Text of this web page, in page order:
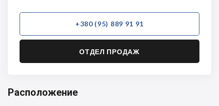
+380 (95) 889 91 91
ОТДЕЛ ПРОДАЖ
Расположение